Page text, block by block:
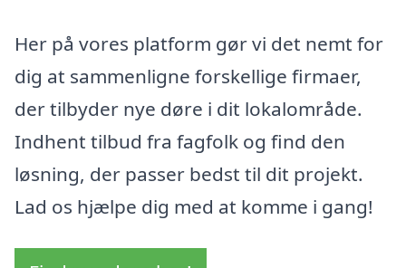
Her på vores platform gør vi det nemt for
dig at sammenligne forskellige firmaer,
der tilbyder nye døre i dit lokalområde.
Indhent tilbud fra fagfolk og find den
løsning, der passer bedst til dit projekt.
Lad os hjælpe dig med at komme i gang!